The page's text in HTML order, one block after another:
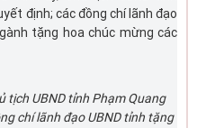
định; các đồng chí lãnh đạo
tặng hoa chúc mừng các
tịch UBND tỉnh Phạm Quang
chí lãnh đạo UBND tỉnh tặng